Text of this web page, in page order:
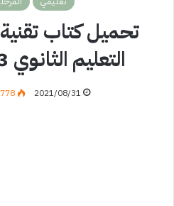
تحميل كتاب
التعليم الثانوي 1443-2021
2021/08/31
778